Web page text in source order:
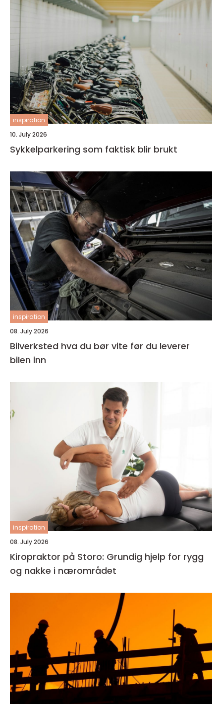
inspiration
10. July 2026
Sykkelparkering som faktisk blir brukt
inspiration
08. July 2026
Bilverksted hva du bør vite før du leverer
bilen inn
inspiration
08. July 2026
Kiropraktor på Storo: Grundig hjelp for rygg
og nakke i nærområdet